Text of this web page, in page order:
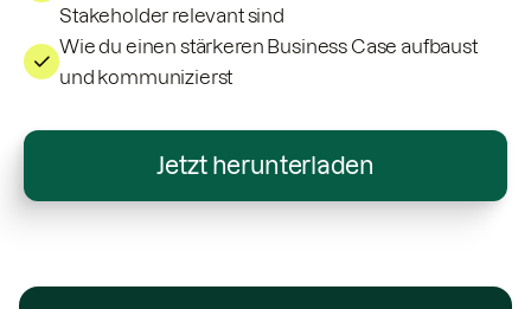
Stakeholder relevant sind
Wie du einen stärkeren Business Case aufbaust
und kommunizierst
Jetzt herunterladen